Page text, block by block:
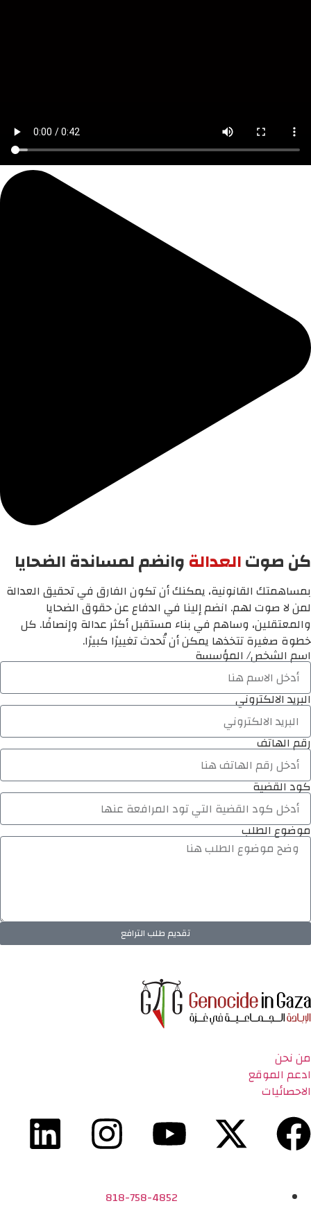
كن صوتالعدالةوانضم لمساندة الضحايا
بمساهمتك القانونية، يمكنك أن تكون الفارق في تحقيق العدالة
لمن لا صوت لهم. انضم إلينا في الدفاع عن حقوق الضحايا
والمعتقلين، وساهم في بناء مستقبل أكثر عدالة وإنصافًا. كل
خطوة صغيرة تتخذها يمكن أن تُحدث تغييرًا كبيرًا.
اسم الشخص/ المؤسسة
البريد الالكتروني
رقم الهاتف
كود القضية
موضوع الطلب
تقديم طلب الترافع
من نحن
ادعم الموقع
الاحصائيات
818-758-4852